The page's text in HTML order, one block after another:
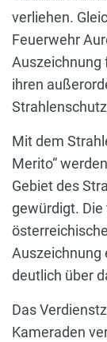
verliehen.
Feuerwehr
Auszeichnung
ihren
Mit dem
Merito“
Gebiet des
gewürdigt.
Auszeichnung
deutlich über
Das
Kameraden